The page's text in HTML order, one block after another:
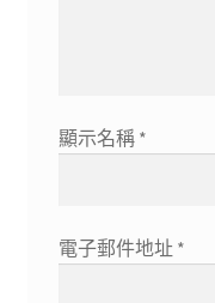
顯示名稱 *
電子郵件地址 *